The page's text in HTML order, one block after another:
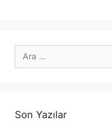
için
Son Yazılar